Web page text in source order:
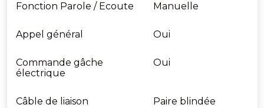
Fonction Parole / Ecoute Manuelle
Appel général Oui
Commande gâche
électrique
Oui
Câble de liaison Paire blindée